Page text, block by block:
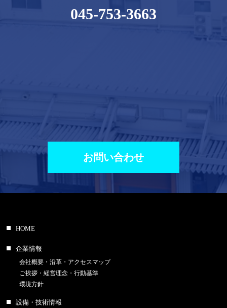
045-753-3663
お問い合わせ
HOME
企業情報
会社概要・沿革・アクセスマップ
ご挨拶・経営理念・行動基準
環境方針
設備・技術情報